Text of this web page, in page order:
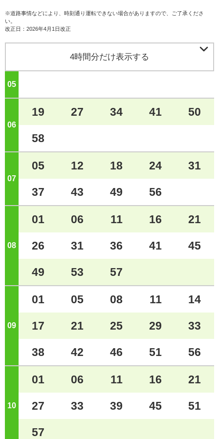
※道路事情などにより、時刻通り運転できない場合がありますので、ご了承くださ
い。
改正日：2026年4月1日改正
4時間分だけ表示する 
05
06 ジ
19 27 34 41 50
58
07 ジ
05 12 18 24 31
37 43 49 56
08
01 06 11 16 21
26 31 36 41 45
49 53 57
09
01 05 08 11 14
17 21 25 29 33
38 42 46 51 56
10
01 06 11 16 21
27 33 39 45 51
57